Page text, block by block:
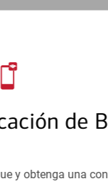
de
y obtenga una
que se centran
situación en su
compras, la
su futuro se
con usted en un
línea puede ayudar
línea